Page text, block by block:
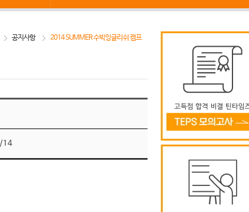
2014 SUMMER 수빅잉글리쉬 캠프
공지사항
14